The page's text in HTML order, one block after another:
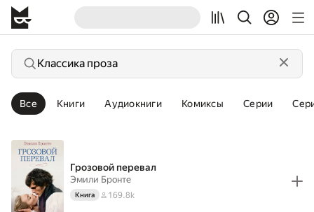
Все Книги Аудиокниги Комиксы Серии
Грозовой перевал
Эмили Бронте
Книга 169.8k